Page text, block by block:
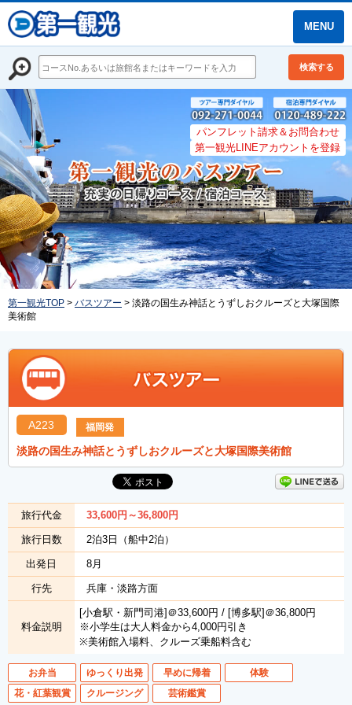
MENU
検索する
パンフレット請求＆お問合わせ
第一観光LINEアカウントを登録
第一観光TOP > バスツアー > 淡路の国生み神話とうずしおクルーズと大塚国際
美術館
A223 福岡発
淡路の国生み神話とうずしおクルーズと大塚国際美術館
旅行代金 33,600円 ～36,800円
旅行日数 2泊3日（船中2泊）
出発日 8月
行先 兵庫・淡路方面
料金説明
[小倉駅・新門司港]＠33,600円 / [博多駅]＠36,800円
※小学生は大人料金から4,000円引き
※美術館入場料、クルーズ乗船料含む
お弁当 ゆっくり出発 早めに帰着
体験
花・紅葉観賞
クルージング 芸術鑑賞